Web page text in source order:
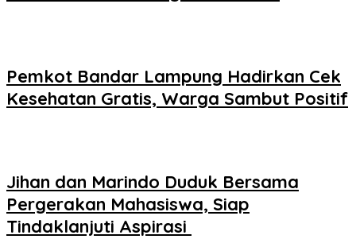
Pemkot Bandar Lampung Hadirkan Cek
Kesehatan Gratis, Warga Sambut Positif
Jihan dan Marindo Duduk Bersama
Pergerakan Mahasiswa, Siap
Tindaklanjuti Aspirasi